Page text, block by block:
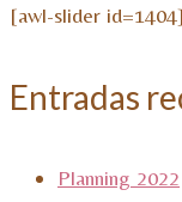
[awl-slider id=1404]
Entradas
Planning 2022